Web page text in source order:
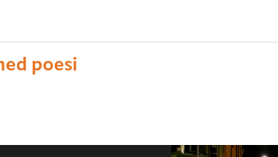
poesi